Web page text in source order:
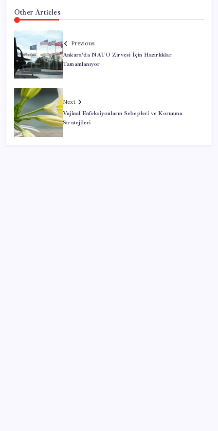
Other Articles
Previous
Ankara’da NATO Zirvesi İçin Hazırlıklar
Tamamlanıyor
Next
Vajinal Enfeksiyonların Sebepleri ve Korunma
Stratejileri